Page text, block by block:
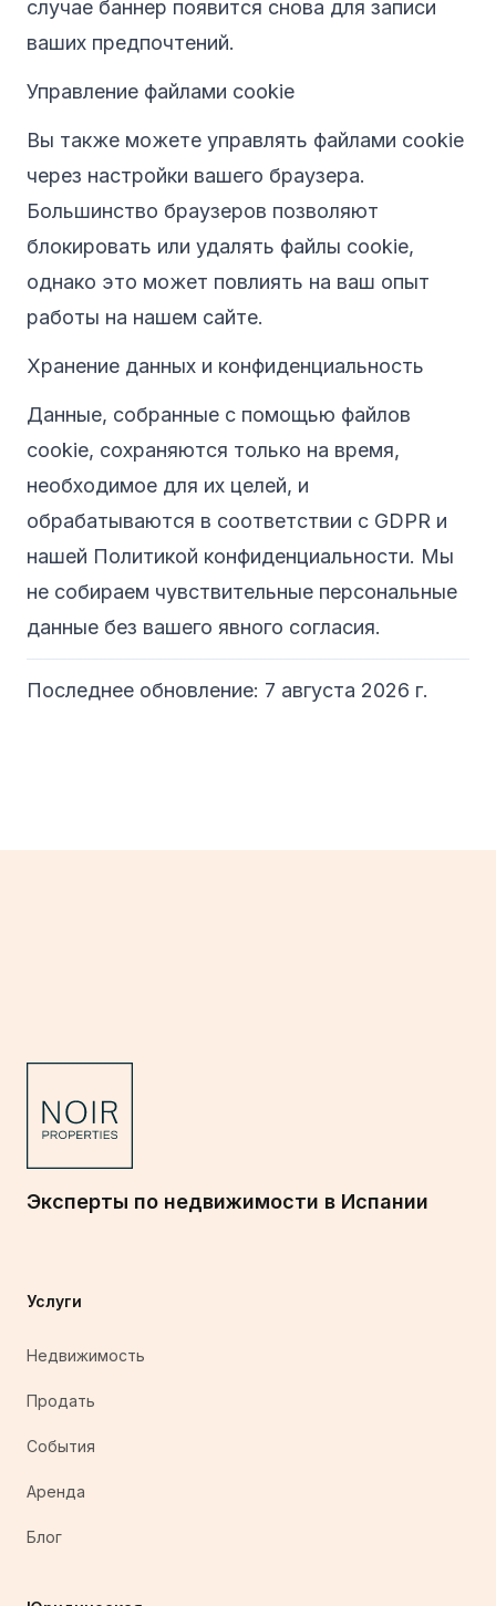
случае баннер появится снова для записи
ваших предпочтений.
Управление файлами cookie
Вы также можете управлять файлами cookie
через настройки вашего браузера.
Большинство браузеров позволяют
блокировать или удалять файлы cookie,
однако это может повлиять на ваш опыт
работы на нашем сайте.
Хранение данных и конфиденциальность
Данные, собранные с помощью файлов
cookie, сохраняются только на время,
необходимое для их целей, и
обрабатываются в соответствии с GDPR и
нашей Политикой конфиденциальности. Мы
не собираем чувствительные персональные
данные без вашего явного согласия.
Последнее обновление: 7 августа 2026 г.
Эксперты по недвижимости в Испании
Услуги
Недвижимость
Продать
События
Аренда
Блог